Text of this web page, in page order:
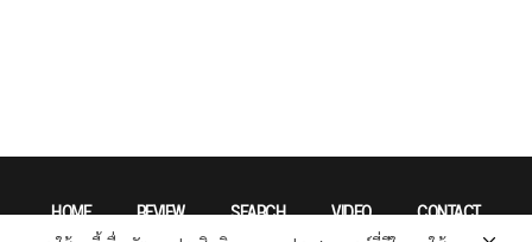
HOME REVIEW SEARCH VIDEO CONTACT